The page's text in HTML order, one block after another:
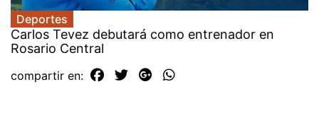
Deportes
Carlos Tevez debutará como entrenador en
Rosario Central
compartir en: